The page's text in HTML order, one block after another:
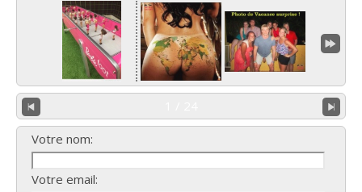
Votre nom:
Votre email: